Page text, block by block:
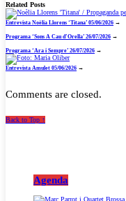
Related Posts
Entrevista Noèlia Llorens ‘Titana’ 05/06/2026 →
Programa ‘Sons A Cau d’Orella’ 26/07/2026 →
Programa ‘Ara i Sempre’ 26/07/2026 →
Entrevista Amulet 05/06/2026 →
Comments are closed.
Back to Top ↑
Agenda